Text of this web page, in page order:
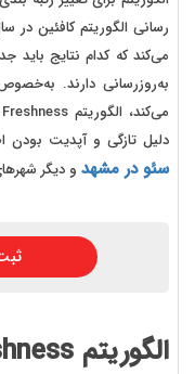
می‌کند که کدام نتایج باید
به‌روزرسانی دارند.
دلیل تازگی و آپدیت بودن
سئو در مشهد و دیگر
الگوریتم Freshness گوگل چیست؟